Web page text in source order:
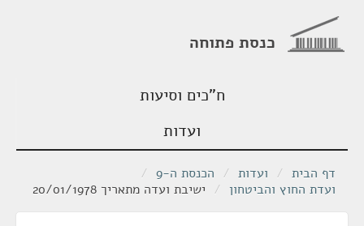
כנסת פתוחה
ח"כים וסיעות
ועדות
דף הבית / ועדות / הכנסת ה-9
/
ועדת החוץ והביטחון / ישיבת ועדה מתאריך 20/01/1978